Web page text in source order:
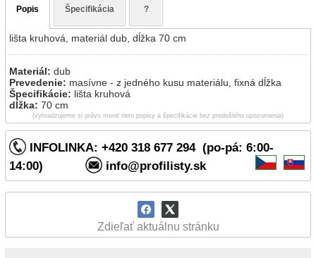
INFOLINKA: +420 318 677 294 (po-pá: 6:00-
14:00)
info@profilisty.sk
Zdieľať aktuálnu stránku
Popis Špecifikácia ?
lišta kruhová, materiál dub, dĺžka 70 cm
Materiál: dub
Prevedenie: masívne - z jedného kusu materiálu, fixná dĺžka
Špecifikácie: lišta kruhová
dĺžka: 70 cm
(vyhradzujeme si právo meniť tieto popisy a špecifikácie bez predošlého upozornenia)